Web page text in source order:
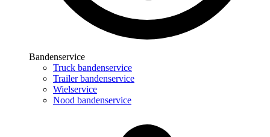
Bandenservice
Truck bandenservice
Trailer bandenservice
Wielservice
Nood bandenservice